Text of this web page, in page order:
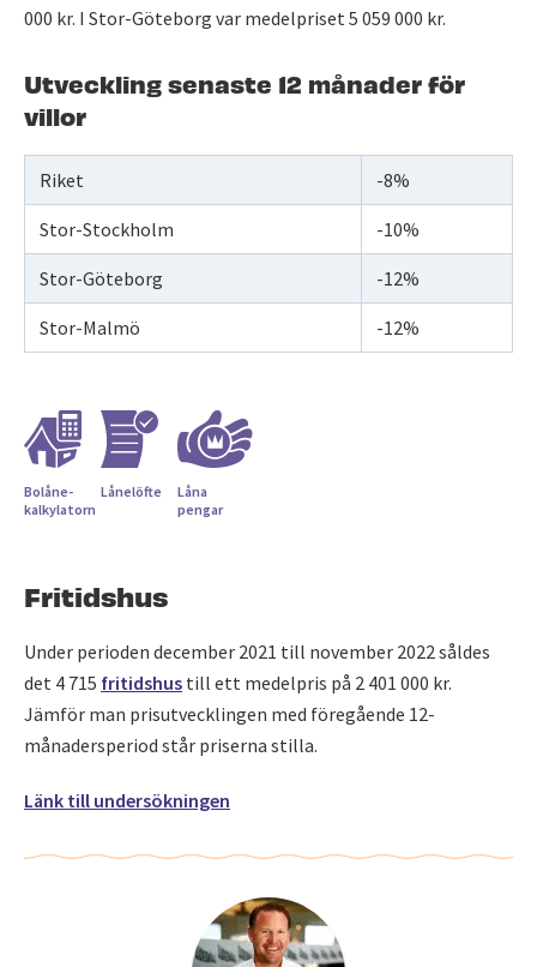
000 kr. I Stor-Göteborg var medelpriset 5 059 000 kr.
Utveckling senaste 12 månader för
villor
Riket -8%
Stor-Stockholm -10%
Stor-Göteborg -12%
Stor-Malmö -12%
Bolåne­
kalkylatorn
Lånelöfte
Låna
pengar
Fritidshus
Under perioden december 2021 till november 2022 såldes
det 4 715 fritidshus till ett medelpris på 2 401 000 kr.
Jämför man prisutvecklingen med föregående 12-
månadersperiod står priserna stilla.
Länk till undersökningen